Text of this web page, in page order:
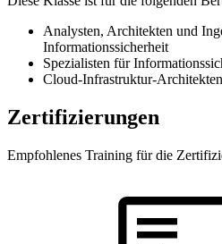
Analysten, Architekten und
Informationssicherheit
Spezialisten für
Cloud-Infrastruktur-Architekten
Zertifizierungen
Empfohlenes Training für die